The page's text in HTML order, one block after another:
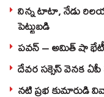
నిన్న టాటా, నేడు
పెట్టుబడి
పవన్‌ – అమిత్‌ షా భేటీ
దేవర సక్సెస్‌ వెనక
నటి ప్రభ కుమారుడి